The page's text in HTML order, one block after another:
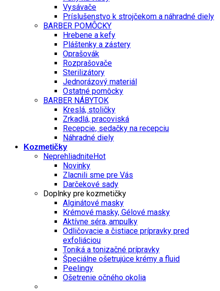
Vysávače
Príslušenstvo k strojčekom a náhradné diely
BARBER POMÔCKY
Hrebene a kefy
Pláštenky a zástery
Oprašovák
Rozprašovače
Sterilizátory
Jednorázový materiál
Ostatné pomôcky
BARBER NÁBYTOK
Kreslá, stoličky
Zrkadlá, pracoviská
Recepcie, sedačky na recepciu
Náhradné diely
Kozmetičky
Neprehliadnite
Novinky
Zlacnili sme pre Vás
Darčekové sady
Doplnky pre kozmetičky
Alginátové masky
Krémové masky, Gélové masky
Aktívne séra, ampulky
Odličovacie a čistiace prípravky pred
exfoliáciou
Toniká a tonizačné prípravky
Špeciálne ošetrujúce krémy a fluid
Peelingy
Ošetrenie očného okolia